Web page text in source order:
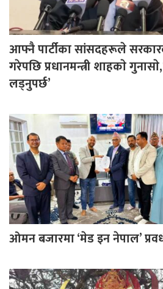
आफ्नै पार्टीका सांसदहरूले
गरेपछि प्रधानमन्त्री शाहकाे
लड्नुपर्छ’
ओमन बजारमा ‘मेड इन नेपाल’